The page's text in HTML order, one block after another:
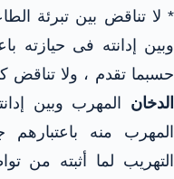
* لا تناقض بين تبرئة
وبين إدانته فى حيازته
حسبما تقدم ، ولا تناقض
الدخان المهرب وبين
المهرب منه
التهريب لما أثبته من